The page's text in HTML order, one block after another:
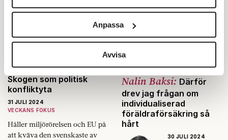
Vi använder enhetsidentifierare för att anpassa innehållet
för sociala medier och analysera vår trafik. Vi
vidarebefordrar även sådana identifierare och annan
information från din enhet till de sociala medier och
annons- och analysföretag som vi samarbetar med.
Dessa kan i sin tur kombinera informationen med annan
information som du har tillhandahållit eller som de har
samlat in när du har använt deras tjänster.
Om du vill läsa mer om hur vi hanterar personuppgifter
kan du göra dethär.
Anpassa
Avvisa
fulländad.
slagord i ”kulturkriget”.
Skogen som politisk
konfliktyta
31 JULI 2024
VECKANS FOKUS
Håller miljörörelsen och EU på
att kväva den svenskaste av
Nalin Baksi: Därför
drev jag frågan om
individualiserad
föräldraförsäkring så
hårt
30 JULI 2024